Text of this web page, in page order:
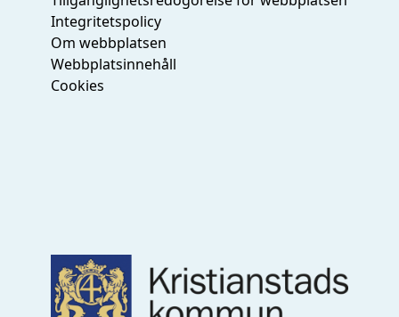
Integritetspolicy
Om webbplatsen
Webbplatsinnehåll
Cookies